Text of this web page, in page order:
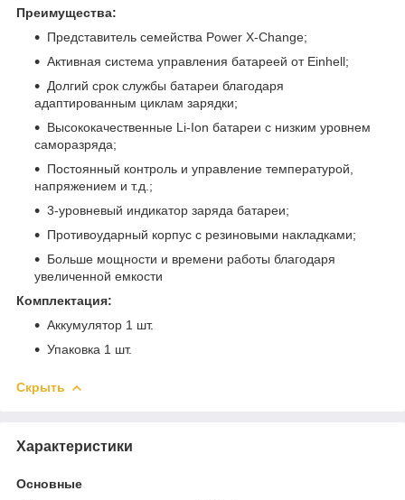
Преимущества:
Представитель семейства Power X-Change;
Активная система управления батареей от Einhell;
Долгий срок службы батареи благодаря
адаптированным циклам зарядки;
Высококачественные Li-Ion батареи с низким уровнем
саморазряда;
Постоянный контроль и управление температурой,
напряжением и т.д.;
3-уровневый индикатор заряда батареи;
Противоударный корпус с резиновыми накладками;
Больше мощности и времени работы благодаря
увеличенной емкости
Комплектация:
Аккумулятор 1 шт.
Упаковка 1 шт.
Скрыть
Характеристики
Основные